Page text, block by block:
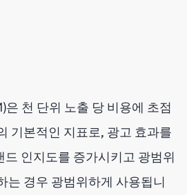
천 단위 노출 당 비용에 초점
기본적인 지표로, 광고 효과를
인지도를 증가시키고 광범위
는 경우 광범위하게 사용됩니